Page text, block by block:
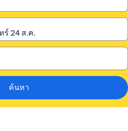
ค้นหา